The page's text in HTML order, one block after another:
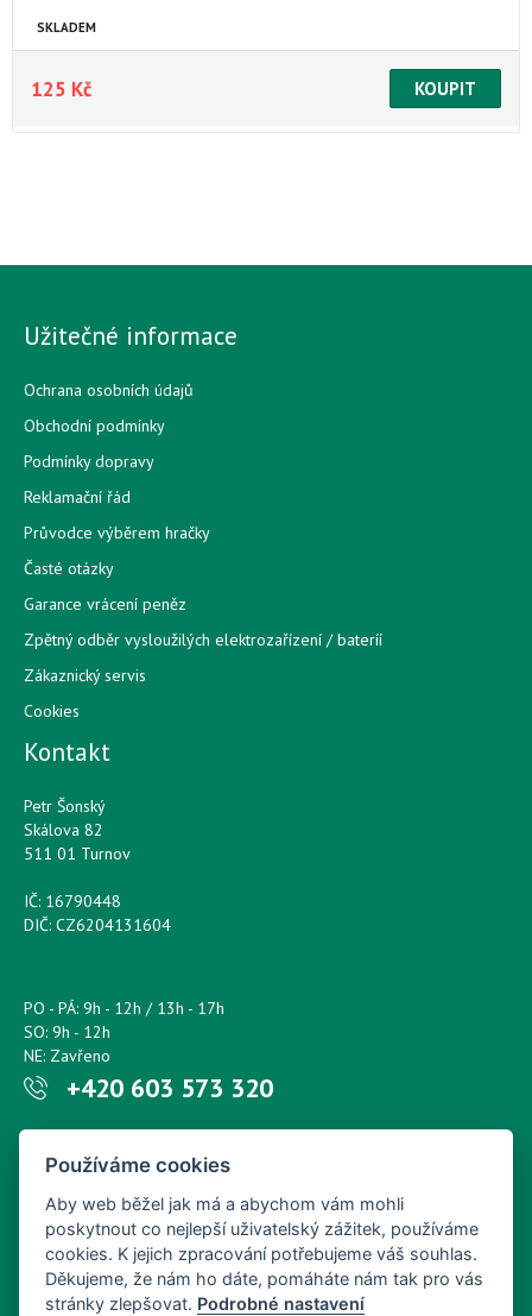
SKLADEM
125 Kč
Užitečné informace
Ochrana osobních údajů
Obchodní podmínky
Podmínky dopravy
Reklamační řád
Průvodce výběrem hračky
Časté otázky
Garance vrácení peněz
Zpětný odběr vysloužilých elektrozařízení / bateríí
Zákaznický servis
Cookies
Kontakt
Petr Šonský
Skálova 82
511 01 Turnov
IČ: 16790448
DIČ: CZ6204131604
PO - PÁ: 9h - 12h / 13h - 17h
SO: 9h - 12h
NE: Zavřeno
+420 603 573 320
petr.sonsky@centrum.cz
Používáme cookies
Aby web běžel jak má a abychom vám mohli
poskytnout co nejlepší uživatelský zážitek, používáme
cookies. K jejich zpracování potřebujeme váš souhlas.
Děkujeme, že nám ho dáte, pomáháte nám tak pro vás
stránky zlepšovat. Podrobné nastavení